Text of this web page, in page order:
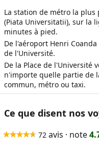
La station de métro la plus
(Piata Universitatii), sur la
minutes à pied.
De l'aéroport Henri
de l'Université.
De la Place de l'Université
n'importe quelle partie de
commun, métro ou taxi.
Ce que disent nos
72 avis · note